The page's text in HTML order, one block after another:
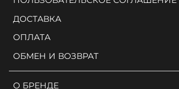
ДОСТАВКА
ОПЛАТА
ОБМЕН И ВОЗВРАТ
О БРЕНДЕ